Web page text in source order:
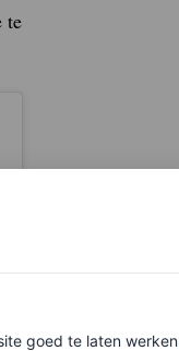
te
goed te laten werken